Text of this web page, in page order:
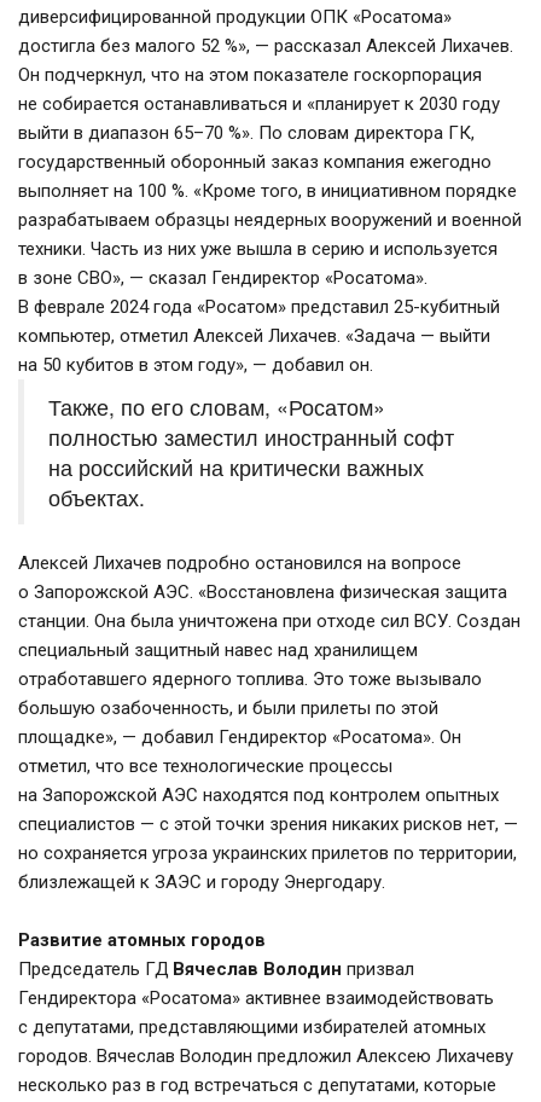
диверсифицированной продукции ОПК «Росатома»
достигла без малого 52 %», — рассказал Алексей Лихачев.
Он подчеркнул, что на этом показателе госкорпорация
не собирается останавливаться и «планирует к 2030 году
выйти в диапазон 65–70 %». По словам директора ГК,
государственный оборонный заказ компания ежегодно
выполняет на 100 %. «Кроме того, в инициативном порядке
разрабатываем образцы неядерных вооружений и военной
техники. Часть из них уже вышла в серию и используется
в зоне СВО», — сказал Гендиректор «Росатома».
В феврале 2024 года «Росатом» представил 25-кубитный
компьютер, отметил Алексей Лихачев. «Задача — выйти
на 50 кубитов в этом году», — добавил он.
Также, по его словам, «Росатом»
полностью заместил иностранный софт
на российский на критически важных
объектах.
Алексей Лихачев подробно остановился на вопросе
о Запорожской АЭС. «Восстановлена физическая защита
станции. Она была уничтожена при отходе сил ВСУ. Создан
специальный защитный навес над хранилищем
отработавшего ядерного топлива. Это тоже вызывало
большую озабоченность, и были прилеты по этой
площадке», — добавил Гендиректор «Росатома». Он
отметил, что все технологические процессы
на Запорожской АЭС находятся под контролем опытных
специалистов — с этой точки зрения никаких рисков нет, —
но сохраняется угроза украинских прилетов по территории,
близлежащей к ЗАЭС и городу Энергодару.
Развитие атомных городов
Председатель ГД Вячеслав Володин призвал
Гендиректора «Росатома» активнее взаимодействовать
с депутатами, представляющими избирателей атомных
городов. Вячеслав Володин предложил Алексею Лихачеву
несколько раз в год встречаться с депутатами, которые